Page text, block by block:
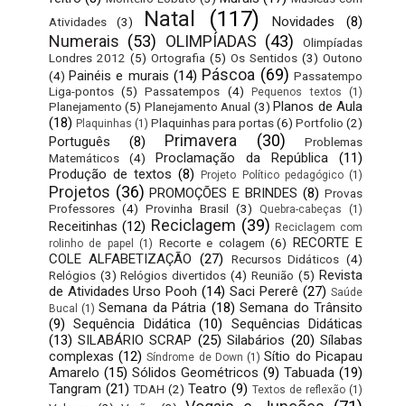
Atividades
(3) Natal (117) Novidades (8)
Numerais (53) OLIMPÍADAS (43)
Olimpíadas
Londres 2012 (5) Ortografia (5) Os Sentidos (3) Outono
(4) Painéis e murais (14) Páscoa (69) Passatempo
Liga-pontos (5) Passatempos (4) Pequenos textos (1)
Planejamento (5) Planejamento Anual (3) Planos de Aula
(18) Plaquinhas (1) Plaquinhas para portas(6) Portfolio (2)
Português (8) Primavera (30)
Problemas
Matemáticos
(4) Proclamação da República
(11)
Produção de textos (8) Projeto Político pedagógico (1)
Projetos (36) PROMOÇÕES E BRINDES (8) Provas
Professores (4) Provinha Brasil (3) Quebra-cabeças (1)
Receitinhas (12) Reciclagem (39) Reciclagem com
rolinho de papel
(1) Recorte e colagem (6) RECORTE E
COLE ALFABETIZAÇÃO (27) Recursos Didáticos (4)
Relógios (3) Relógios divertidos (4) Reunião (5) Revista
de Atividades Urso Pooh (14) Saci Pererê (27) Saúde
Bucal
(1) Semana da Pátria (18) Semana do Trânsito
(9) Sequência Didática (10)
Sequências Didáticas
(13) SILABÁRIO SCRAP (25) Silabários (20) Sílabas
complexas (12) Síndrome de Down (1) Sítio do Picapau
Amarelo (15) Sólidos Geométricos (9) Tabuada (19)
Tangram (21) TDAH (2) Teatro (9) Textos de reflexão (1)